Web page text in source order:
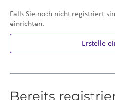
Falls Sie noch nicht registriert
einrichten.
Erstelle
Bereits